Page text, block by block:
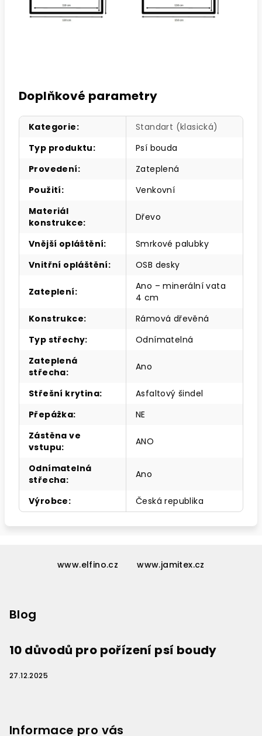
Doplňkové parametry
Kategorie:
Standart (klasická)
Typ produktu:
Psí bouda
Provedení:
Zateplená
Použití:
Venkovní
Materiál
konstrukce: Dřevo
Vnější opláštění:
Smrkové palubky
Vnitřní opláštění: OSB desky
Zateplení:
Ano – minerální vata
4 cm
Konstrukce:
Rámová dřevěná
Typ střechy:
Odnímatelná
Zateplená
střecha: Ano
Střešní krytina:
Asfaltový šindel
Přepážka:
NE
Zástěna ve
vstupu: ANO
Odnímatelná
střecha: Ano
Výrobce: Česká republika
www.elfino.cz www.jamitex.cz
Blog
10 důvodů pro pořízení psí boudy
27.12.2025
Informace pro vás